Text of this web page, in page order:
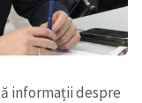
ZdG
informații despre